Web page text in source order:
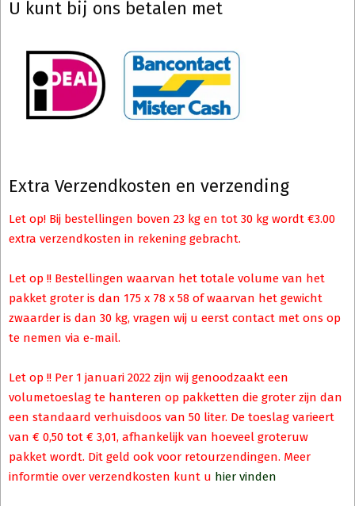
U kunt bij ons betalen met
Extra Verzendkosten en verzending
Let op! Bij bestellingen boven 23 kg en tot 30 kg wordt €3.00
extra verzendkosten in rekening gebracht.
Let op !! Bestellingen waarvan het totale volume van het
pakket groter is dan 175 x 78 x 58 of waarvan het gewicht
zwaarder is dan 30 kg, vragen wij u eerst contact met ons op
te nemen via e-mail.
Let op !! Per 1 januari 2022 zijn wij genoodzaakt een
volumetoeslag te hanteren op pakketten die groter zijn dan
een standaard verhuisdoos van 50 liter. De toeslag varieert
van € 0,50 tot € 3,01, afhankelijk van hoeveel groteruw
pakket wordt. Dit geld ook voor retourzendingen. Meer
informtie over verzendkosten kunt u hier vinden